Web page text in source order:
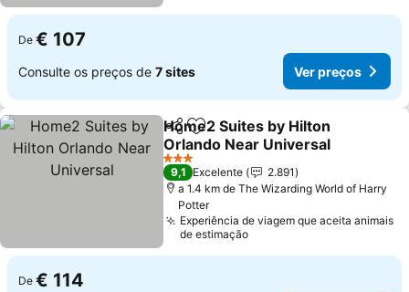
De € 107
Consulte os preços de 7 sites Ver preços
PartilharAdicionar aos favoritos
Home2 Suites by Hilton
Orlando Near Universal
Ver preços
3 Estrelas
9,1 Excelente
2.891
a 1.4 km de The Wizarding World of Harry
Potter
Experiência de viagem que aceita animais
de estimação
De € 114